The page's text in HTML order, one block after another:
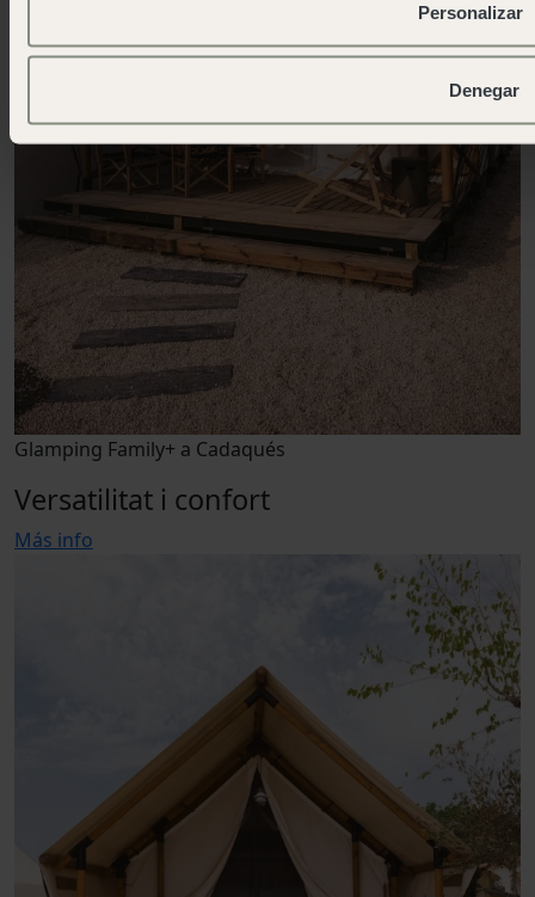
Personalizar
Denegar
Glamping Family+ a Cadaqués
Versatilitat i confort
Más info